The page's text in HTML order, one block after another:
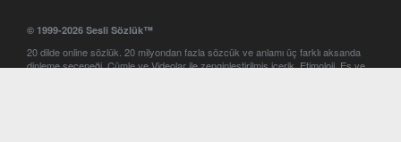
© 1999-2026 Sesli Sözlük™
20 dilde online sözlük. 20 milyondan fazla sözcük ve anlamı üç farklı aksanda
dinleme seçeneği. Cümle ve Videolar ile zenginleştirilmiş içerik. Etimoloji, Eş ve